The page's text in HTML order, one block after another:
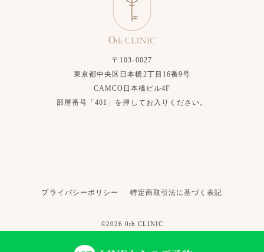
〒103-0027
東京都中央区日本橋2丁目16番9号
CAMCO日本橋ビル4F
部屋番号「401」を押してお入りください。
プライバシーポリシー 特定商取引法に基づく表記
©2026 0th CLINIC